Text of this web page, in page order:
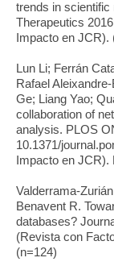
trends in scientific
Therapeutics
Impacto en JCR).
Lun Li; Ferrán
Rafael
Ge; Liang Yao;
collaboration of
analysis. PLOS
10.1371/
Impacto en
Valderrama-
Benavent R.
databases?
(Revista con
(n=124)